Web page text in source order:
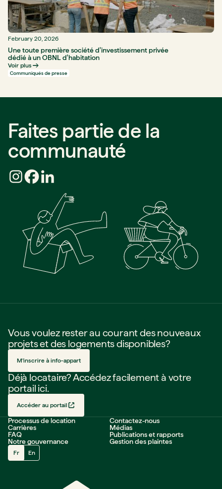
February 20, 2026
Une toute première société d'investissement privée
dédié à un OBNL d'habitation
Voir plus
Communiqués de presse
Faites partie de la
communauté
Processus de location
Carrières
FAQ
Notre gouvernance
Contactez-nous
Médias
Publications et rapports
Gestion des plaintes
Fr En
Vous voulez rester au courant des nouveaux
projets et des logements disponibles?
M’inscrire à info-appart
Déjà locataire? Accédez facilement à votre
portail ici.
Accéder au portail